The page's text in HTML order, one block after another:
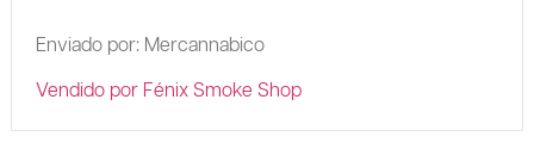
Enviado por: Mercannabico
Vendido por Fénix Smoke Shop